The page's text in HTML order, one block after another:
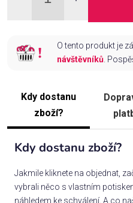
O tento produkt je
návštěvníků.
Kdy dostanu
zboží?
Kdy dostanu zboží?
Jakmile kliknete na objednat,
vybrali něco s vlastním
náhledem ke schválení. A co